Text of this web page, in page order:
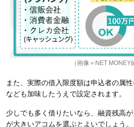
（画像＝NET MONEY
また、実際の借入限度額は申込者の属
なども加味したうえで設定されます。
少しでも多く借りたいなら、融資残高
が大きいアコムを選ぶとよいでしょう。